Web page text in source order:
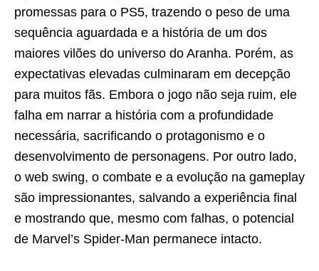
promessas para o PS5, trazendo o peso de uma
sequência aguardada e a história de um dos
maiores vilões do universo do Aranha. Porém, as
expectativas elevadas culminaram em decepção
para muitos fãs. Embora o jogo não seja ruim, ele
falha em narrar a história com a profundidade
necessária, sacrificando o protagonismo e o
desenvolvimento de personagens. Por outro lado,
o web swing, o combate e a evolução na gameplay
são impressionantes, salvando a experiência final
e mostrando que, mesmo com falhas, o potencial
de Marvel’s Spider-Man permanece intacto.